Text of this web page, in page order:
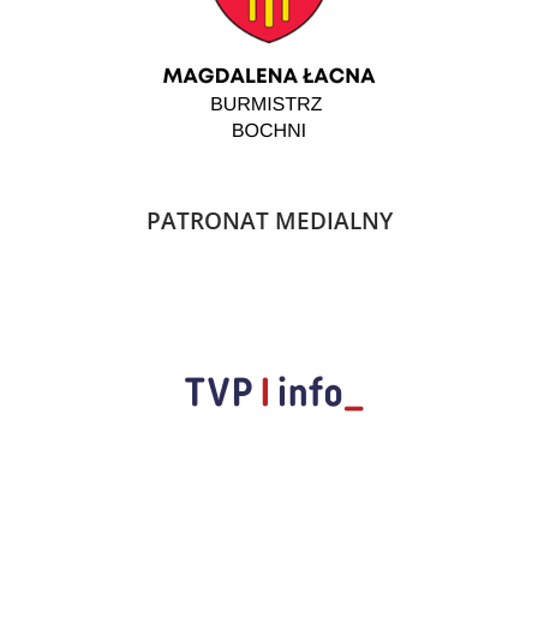
PATRONAT MEDIALNY